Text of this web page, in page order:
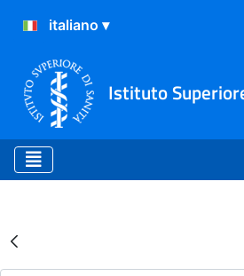
Istituto
Risultati della